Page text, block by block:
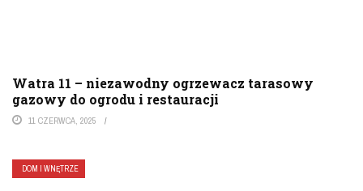
Watra 11 – niezawodny ogrzewacz tarasowy
gazowy do ogrodu i restauracji
11 CZERWCA, 2025
DOM I WNĘTRZE